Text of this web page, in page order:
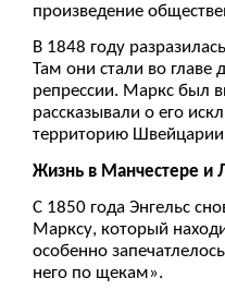
произведение
В 1848 году
Там они стали во главе
репрессии. Маркс был
рассказывали о его
территорию
Жизнь в Манчестере и
С 1850 года Энгельс
Марксу, который
особенно
него по щекам».